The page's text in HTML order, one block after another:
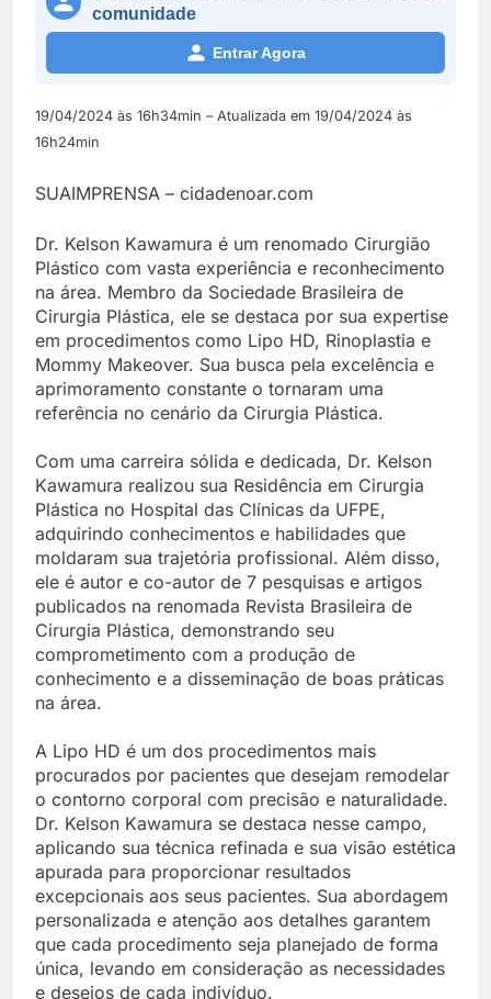
comunidade
Entrar Agora
19/04/2024 às 16h34min – Atualizada em 19/04/2024 às
16h24min
SUAIMPRENSA – cidadenoar.com
Dr. Kelson Kawamura é um renomado Cirurgião
Plástico com vasta experiência e reconhecimento
na área. Membro da Sociedade Brasileira de
Cirurgia Plástica, ele se destaca por sua expertise
em procedimentos como Lipo HD, Rinoplastia e
Mommy Makeover. Sua busca pela excelência e
aprimoramento constante o tornaram uma
referência no cenário da Cirurgia Plástica.
Com uma carreira sólida e dedicada, Dr. Kelson
Kawamura realizou sua Residência em Cirurgia
Plástica no Hospital das Clínicas da UFPE,
adquirindo conhecimentos e habilidades que
moldaram sua trajetória profissional. Além disso,
ele é autor e co-autor de 7 pesquisas e artigos
publicados na renomada Revista Brasileira de
Cirurgia Plástica, demonstrando seu
comprometimento com a produção de
conhecimento e a disseminação de boas práticas
na área.
A Lipo HD é um dos procedimentos mais
procurados por pacientes que desejam remodelar
o contorno corporal com precisão e naturalidade.
Dr. Kelson Kawamura se destaca nesse campo,
aplicando sua técnica refinada e sua visão estética
apurada para proporcionar resultados
excepcionais aos seus pacientes. Sua abordagem
personalizada e atenção aos detalhes garantem
que cada procedimento seja planejado de forma
única, levando em consideração as necessidades
e desejos de cada indivíduo.